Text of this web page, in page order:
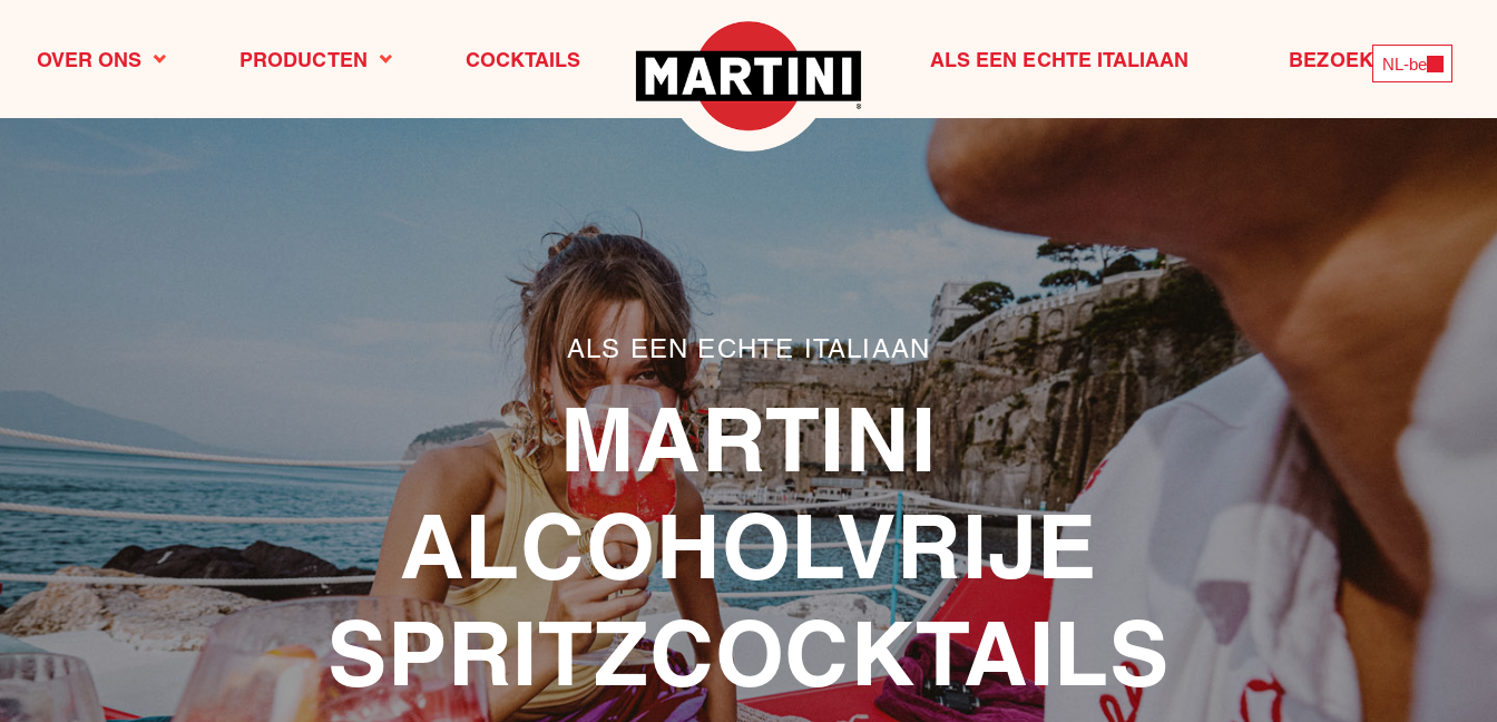
OVER ONS PRODUCTEN COCKTAILS ALS EEN ECHTE ITALIAAN BEZOEK ONS
NL-be
ALS EEN ECHTE ITALIAAN
MARTINI
ALCOHOLVRIJE
SPRITZCOCKTAILS